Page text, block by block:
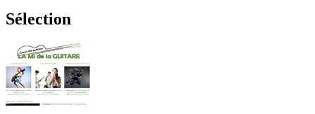
Sélection